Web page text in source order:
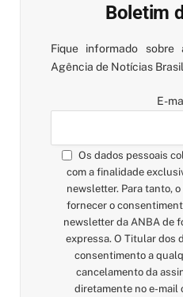
Boletim
Fique informado
Agência de Notícias
E-
Os dados pessoais
com a finalidade
newsletter. Para tanto,
fornecer o
newsletter da ANBA de
expressa. O Titular dos
consentimento a
cancelamento da
diretamente no e-mail